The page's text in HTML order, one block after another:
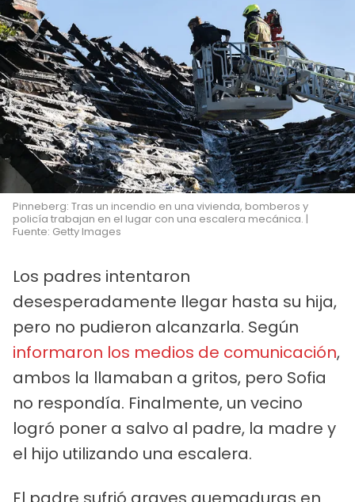
Pinneberg: Tras un incendio en una vivienda, bomberos y
policía trabajan en el lugar con una escalera mecánica. |
Fuente: Getty Images
Los padres intentaron
desesperadamente llegar hasta su hija,
pero no pudieron alcanzarla. Según
informaron los medios de comunicación,
ambos la llamaban a gritos, pero Sofia
no respondía. Finalmente, un vecino
logró poner a salvo al padre, la madre y
el hijo utilizando una escalera.